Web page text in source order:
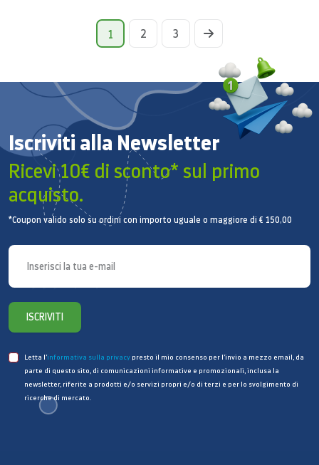
1 2 3
Iscriviti alla Newsletter
Ricevi 10€ di sconto* sul primo
acquisto.
*Coupon valido solo su ordini con importo uguale o maggiore di € 150,00
ISCRIVITI
Letta l’informativa sulla privacy presto il mio consenso per l’invio a mezzo email, da
parte di questo sito, di comunicazioni informative e promozionali, inclusa la
newsletter, riferite a prodotti e/o servizi propri e/o di terzi e per lo svolgimento di
ricerche di mercato.